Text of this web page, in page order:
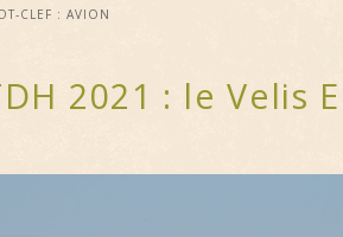
CLEF : AVION
2021 : le Velis